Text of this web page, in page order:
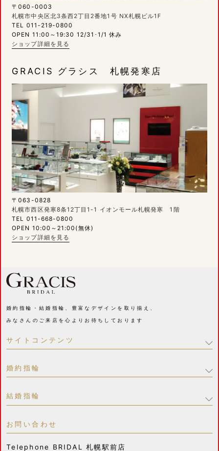
〒060-0003
札幌市中央区北3条西2丁目2番地1号 NX札幌ビル1F
TEL 011-219-0800
OPEN 11:00～19:30 12/31･1/1 休み
ショップ詳細を見る
GRACIS グラシス 札幌発寒店
〒063-0828
札幌市西区発寒8条12丁目1-1 イオンモール札幌発寒 1階
TEL 011-668-0800
OPEN 10:00～21:00(無休)
ショップ詳細を見る
婚約指輪・結婚指輪、豊富なデザインを取り揃え、
みなさんのご来店を心よりお待ちしております
サイトコンテンツ
婚約指輪
結婚指輪
お問い合わせ
Telephone BRIDAL 札幌駅前店